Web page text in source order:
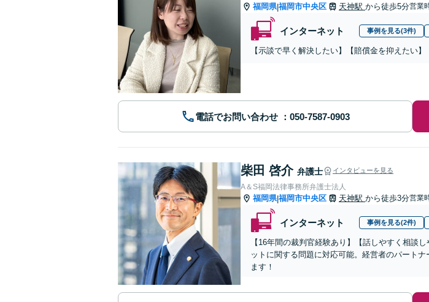
福岡県|福岡市中央区 天神駅 から徒歩5分営業
インターネット 事例を見る(3件)
【示談で早く解決したい】【賠償金を抑えたい
電話でお問い合わせ
柴田 啓介 弁護士 インタビューを見る
A＆S福岡法律事務所弁護士法人
福岡県|福岡市中央区 天神駅 から徒歩3分営業
インターネット 事例を見る(2件)
【16年間の裁判官経験あり】【話しやすく相談
ットに関する問題に対応可能。経営者のパート
ます！